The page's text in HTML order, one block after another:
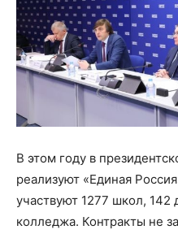
В этом году в
реализуют «Единая
участвуют 1277 школ, 142
колледжа. Контракты не